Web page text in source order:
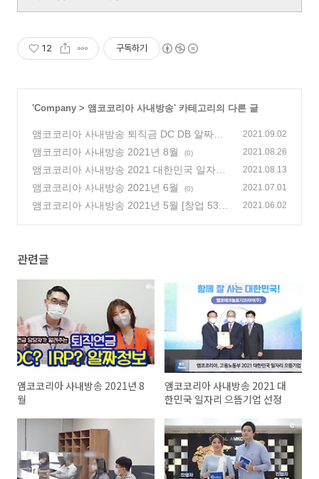
12 구독하기
'Company > 앰코코리아 사내방송' 카테고리의 다른 글
앰코코리아 사내방송 퇴직금 DC DB 알짜정
보
(0)
2021.09.02
앰코코리아 사내방송 2021년 8월 (0) 2021.08.26
앰코코리아 사내방송 2021 대한민국 일자리
으뜸기업 선정
(0)
2021.08.13
앰코코리아 사내방송 2021년 6월 (0) 2021.07.01
앰코코리아 사내방송 2021년 5월 [창업 53주
2021.06.02
관련글
앰코코리아 사내방송 2021년 8
월
앰코코리아 사내방송 2021 대
한민국 일자리 으뜸기업 선정